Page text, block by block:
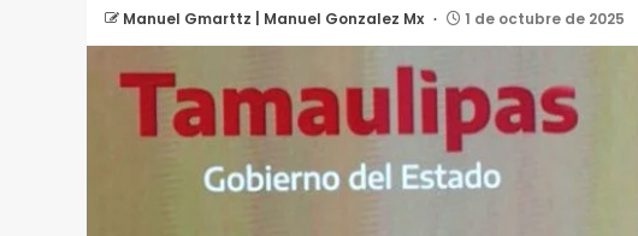
Manuel Gmarttz | Manuel Gonzalez Mx 1 de octubre de 2025